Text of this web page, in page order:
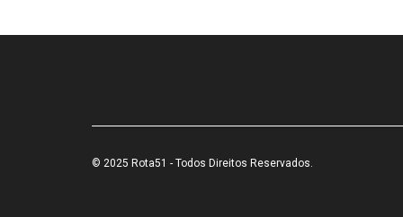
© 2025 Rota51 - Todos Direitos Reservados.